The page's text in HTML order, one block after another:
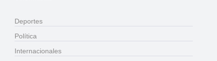
Deportes
Política
Internacionales